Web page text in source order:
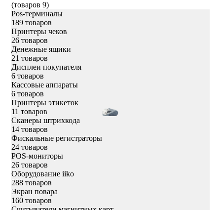
(товаров 9)
Pos-терминалы
189 товаров
Принтеры чеков
26 товаров
Денежные ящики
21 товаров
Дисплеи покупателя
6 товаров
Кассовые аппараты
6 товаров
Принтеры этикеток
11 товаров
Сканеры штрихкода
14 товаров
Фискальные регистраторы
24 товаров
POS-мониторы
26 товаров
Оборудование iiko
288 товаров
Экран повара
160 товаров